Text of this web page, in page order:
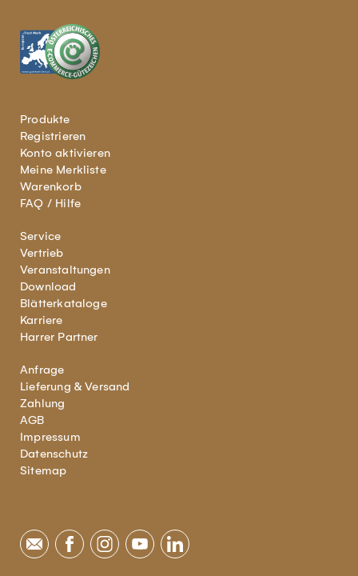
Produkte
Registrieren
Konto aktivieren
Meine Merkliste
Warenkorb
FAQ / Hilfe
Service
Vertrieb
Veranstaltungen
Download
Blätterkataloge
Karriere
Harrer Partner
Anfrage
Lieferung & Versand
Zahlung
AGB
Impressum
Datenschutz
Sitemap